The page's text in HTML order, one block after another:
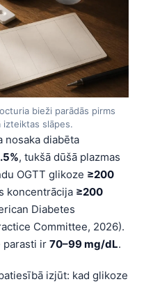
bieži parādās pirms
izteiktas slāpes.
nosaka diabēta
, tukšā dūšā plazmas
OGTT glikoze ≥200
koncentrācija ≥200
Diabetes
Committee, 2026).
parasti ir 70–99 mg/dL.
izjūt: kad glikoze